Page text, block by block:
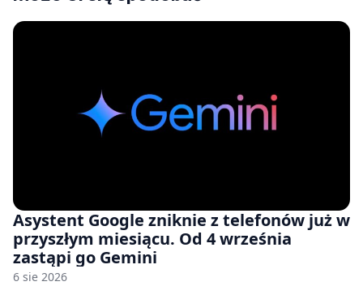
Asystent Google zniknie z telefonów już w
przyszłym miesiącu. Od 4 września
zastąpi go Gemini
6 sie 2026